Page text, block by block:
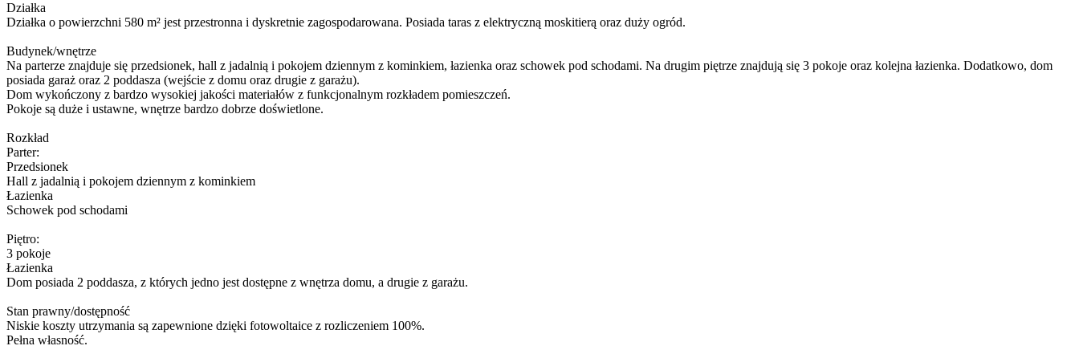
Działka
Działka o powierzchni 580 m² jest przestronna i dyskretnie zagospodarowana. Posiada taras z elektryczną moskitierą oraz duży ogród.
Budynek/wnętrze
Na parterze znajduje się przedsionek, hall z jadalnią i pokojem dziennym z kominkiem, łazienka oraz schowek pod schodami. Na drugim piętrze znajdują się 3 pokoje oraz kolejna łazienka. Dodatkowo, dom
posiada garaż oraz 2 poddasza (wejście z domu oraz drugie z garażu).
Dom wykończony z bardzo wysokiej jakości materiałów z funkcjonalnym rozkładem pomieszczeń.
Pokoje są duże i ustawne, wnętrze bardzo dobrze doświetlone.
Rozkład
Parter:
Przedsionek
Hall z jadalnią i pokojem dziennym z kominkiem
Łazienka
Schowek pod schodami
Piętro:
3 pokoje
Łazienka
Dom posiada 2 poddasza, z których jedno jest dostępne z wnętrza domu, a drugie z garażu.
Stan prawny/dostępność
Niskie koszty utrzymania są zapewnione dzięki fotowoltaice z rozliczeniem 100%.
Pełna własność.